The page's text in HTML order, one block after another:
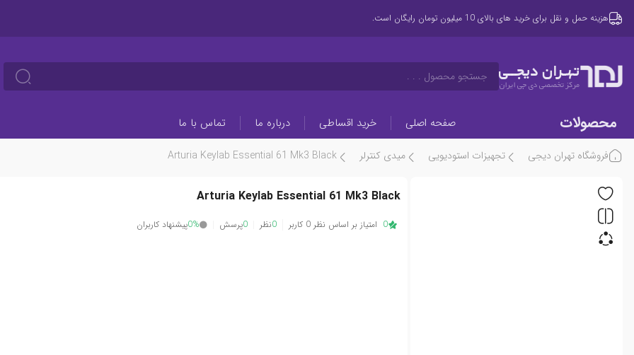
هزینه حمل و نقل برای خرید های بالای 10 میلیون تومان رایگان است.
تهـران دیجــی
مرکز تخصصی دی جی ایران
جستجو محصول . . .
محصولات صفحه اصلی خرید اقساطی درباره ما تماس با ما
فروشگاه تهران دیجی تجهیزات استودیویی میدی کنترلر Arturia Keylab Essential 61 Mk3 Black
Arturia Keylab Essential 61 Mk3 Black
0 امتیاز بر اساس نظر 0 کاربر 0نظر 0پرسش 0%پیشنهاد کاربران